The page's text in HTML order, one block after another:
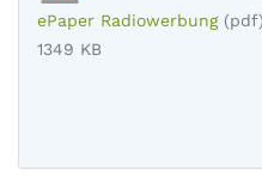
ePaper Radiowerbung (pdf)
1349 KB